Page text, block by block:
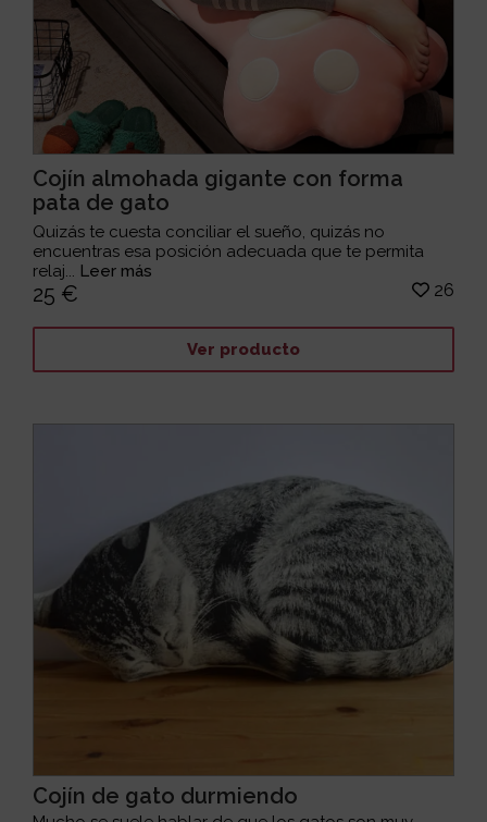
Cojín almohada gigante con forma
pata de gato
Quizás te cuesta conciliar el sueño, quizás no
encuentras esa posición adecuada que te permita
relaj... Leer más
25 € 26
Ver producto
Cojín de gato durmiendo